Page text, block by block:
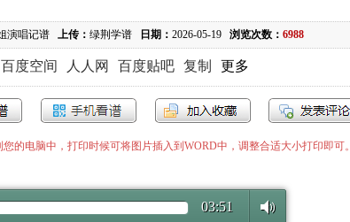
演唱记谱 上传： 绿荆学谱 日期： 2026-05-19 浏览次数： 6988
百度空间 人人网 百度贴吧 复制 更多
的电脑中，打印时候可将图片插入到WORD中，调整合适大小打印即可。
03:51